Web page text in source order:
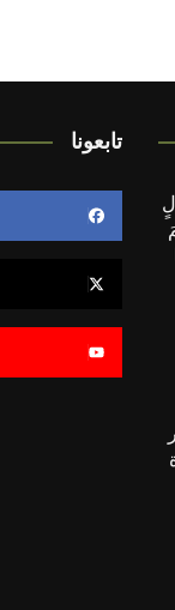
تابعونا